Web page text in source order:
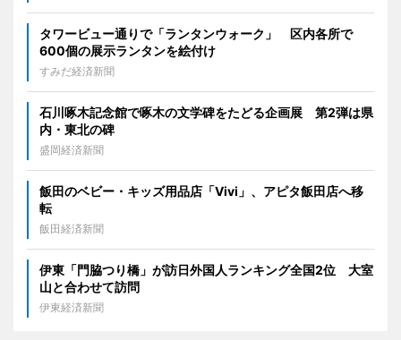
タワービュー通りで「ランタンウォーク」 区内各所で
600個の展示ランタンを絵付け
すみだ経済新聞
石川啄木記念館で啄木の文学碑をたどる企画展 第2弾は県
内・東北の碑
盛岡経済新聞
飯田のベビー・キッズ用品店「Vivi」、アピタ飯田店へ移
転
飯田経済新聞
伊東「門脇つり橋」が訪日外国人ランキング全国2位 大室
山と合わせて訪問
伊東経済新聞